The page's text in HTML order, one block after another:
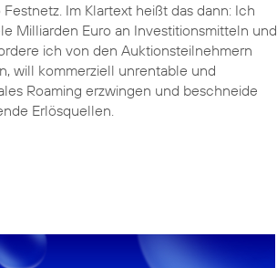
Im Klartext heißt das dann: Ich
Milliarden Euro an Investitionsmitteln und
ich von den Auktionsteilnehmern
will kommerziell unrentable und
Roaming erzwingen und beschneide
Erlösquellen.